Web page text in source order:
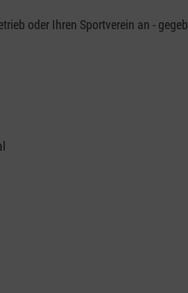
oder Ihren Sportverein an -